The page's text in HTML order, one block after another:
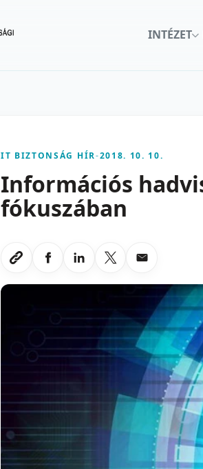
INTÉZET
IT BIZTONSÁG HÍR-2018. 10. 10.
Információs
fókuszában
Link masolasa
Megosztas Facebookon
Megosztas LinkedInen
Megosztas X-en
Megosztas